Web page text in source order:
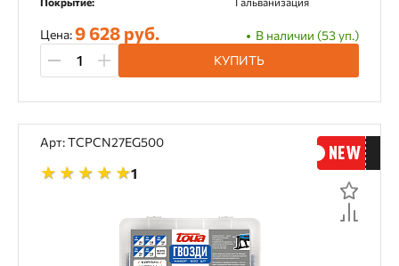
Цена:9 628 руб.
В наличии (53 уп.)
КУПИТЬ
Арт: TCPCN27EG500
1